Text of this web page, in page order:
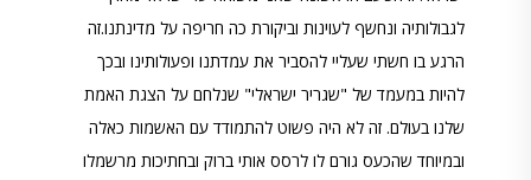
לגבולותיה ונחשף לעוינות וביקורת כה חריפה על מדינתנו.זה
הרגע בו חשתי שעליי להסביר את עמדתנו ופעולותינו ובכך
להיות במעמד של "שגריר ישראלי" שנלחם על הצגת האמת
שלנו בעולם. זה לא היה פשוט להתמודד עם האשמות כאלה
ובמיוחד שהכעס גורם לו לרסס אותי ברוק ובחתיכות מרשמלו